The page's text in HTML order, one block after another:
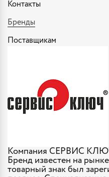
Контакты
Бренды
Поставщикам
Компания СЕРВИС КЛЮЧ
Бренд известен на
товарный знак был